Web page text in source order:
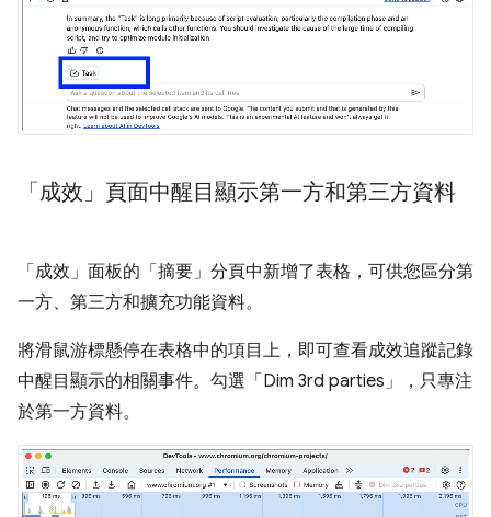
「成效」頁面中醒目顯示第一方和第三方資料
「成效」 面板的「摘要」 分頁中新增了表格，可供您區分第
一方、第三方和擴充功能資料。
將滑鼠游標懸停在表格中的項目上，即可查看成效追蹤記錄
中醒目顯示的相關事件。勾選「Dim 3rd parties」
，只專注
於第一方資料。